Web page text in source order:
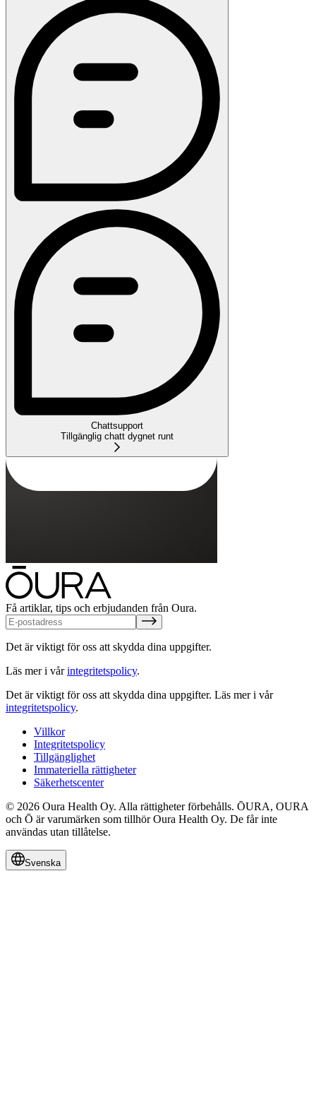
Chattsupport
Tillgänglig chatt dygnet runt
Få artiklar, tips och erbjudanden från Oura.
Det är viktigt för oss att skydda dina uppgifter.
Läs mer i vårintegritetspolicy.
Det är viktigt för oss att skydda dina uppgifter. Läs mer i vår
integritetspolicy.
Villkor
Integritetspolicy
Tillgänglighet
Immateriella rättigheter
Säkerhetscenter
© 2026 Oura Health Oy. Alla rättigheter förbehålls. ŌURA, OURA
och Ō är varumärken som tillhör Oura Health Oy. De får inte
användas utan tillåtelse.
Svenska